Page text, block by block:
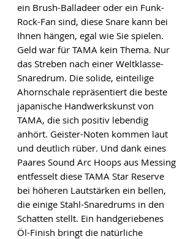
ein Brush-Balladeer oder ein Funk-
Rock-Fan sind, diese Snare kann bei
Ihnen hängen, egal wie Sie spielen.
Geld war für TAMA kein Thema. Nur
das Streben nach einer Weltklasse-
Snaredrum. Die solide, einteilige
Ahornschale repräsentiert die beste
japanische Handwerkskunst von
TAMA, die sich positiv lebendig
anhört. Geister-Noten kommen laut
und deutlich rüber. Und dank eines
Paares Sound Arc Hoops aus Messing
entfesselt diese TAMA Star Reserve
bei höheren Lautstärken ein bellen,
die einige Stahl-Snaredrums in den
Schatten stellt. Ein handgeriebenes
Öl-Finish bringt die natürliche